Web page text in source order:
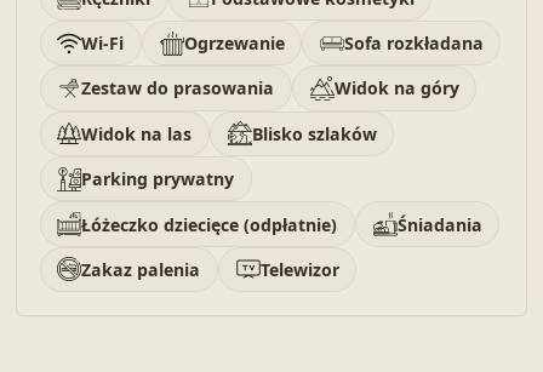
Wi-Fi
Ogrzewanie
Sofa rozkładana
Zestaw do prasowania
Widok na góry
Widok na las
Blisko szlaków
Parking prywatny
Łóżeczko dziecięce (odpłatnie)
Śniadania
Zakaz palenia
Telewizor